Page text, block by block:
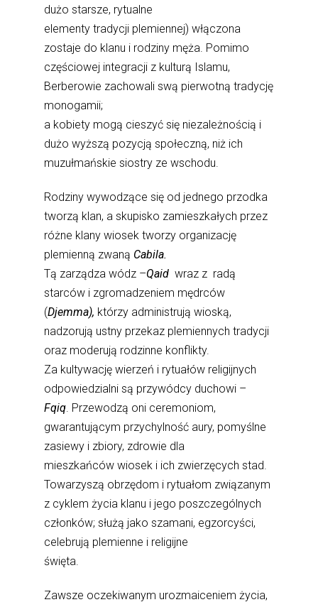
dużo starsze, rytualne
elementy tradycji plemiennej) włączona
zostaje do klanu i rodziny męża. Pomimo
częściowej integracji z kulturą Islamu,
Berberowie zachowali swą pierwotną tradycję
monogamii;
a kobiety mogą cieszyć się niezależnością i
dużo wyższą pozycją społeczną, niż ich
muzułmańskie siostry ze wschodu.
Rodziny wywodzące się od jednego przodka
tworzą klan, a skupisko zamieszkałych przez
różne klany wiosek tworzy organizację
plemienną zwaną Cabila.
Tą zarządza wódz –Qaidwraz z radą
starców i zgromadzeniem mędrców
(Djemma), którzy administrują wioską,
nadzorują ustny przekaz plemiennych tradycji
oraz moderują rodzinne konflikty.
Za kultywację wierzeń i rytuałów religijnych
odpowiedzialni są przywódcy duchowi –
Fqiq. Przewodzą oni ceremoniom,
gwarantującym przychylność aury, pomyślne
zasiewy i zbiory, zdrowie dla
mieszkańców wiosek i ich zwierzęcych stad.
Towarzyszą obrzędom i rytuałom związanym
z cyklem życia klanu i jego poszczególnych
członków; służą jako szamani, egzorcyści,
celebrują plemienne i religijne
święta.
Zawsze oczekiwanym urozmaiceniem życia,